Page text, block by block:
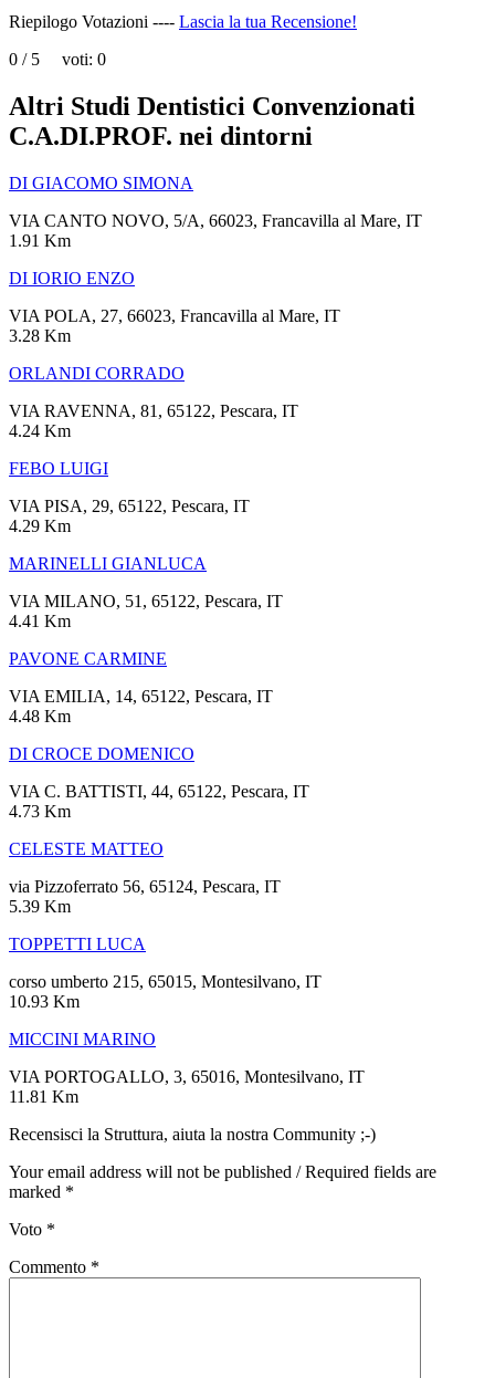
Riepilogo Votazioni ---- Lascia la tua Recensione!
0 / 5 voti: 0
Altri Studi Dentistici Convenzionati
C.A.DI.PROF. nei dintorni
DI GIACOMO SIMONA
VIA CANTO NOVO, 5/A, 66023, Francavilla al Mare, IT
1.91 Km
DI IORIO ENZO
VIA POLA, 27, 66023, Francavilla al Mare, IT
3.28 Km
ORLANDI CORRADO
VIA RAVENNA, 81, 65122, Pescara, IT
4.24 Km
FEBO LUIGI
VIA PISA, 29, 65122, Pescara, IT
4.29 Km
MARINELLI GIANLUCA
VIA MILANO, 51, 65122, Pescara, IT
4.41 Km
PAVONE CARMINE
VIA EMILIA, 14, 65122, Pescara, IT
4.48 Km
DI CROCE DOMENICO
VIA C. BATTISTI, 44, 65122, Pescara, IT
4.73 Km
CELESTE MATTEO
via Pizzoferrato 56, 65124, Pescara, IT
5.39 Km
TOPPETTI LUCA
corso umberto 215, 65015, Montesilvano, IT
10.93 Km
MICCINI MARINO
VIA PORTOGALLO, 3, 65016, Montesilvano, IT
11.81 Km
Recensisci la Struttura, aiuta la nostra Community ;-)
Your email address will not be published / Required fields are
marked *
Voto *
Commento *